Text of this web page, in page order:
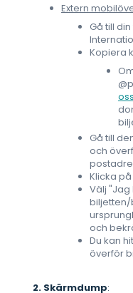
Extern
Gå till
Kopiera
oss
Gå till
och
Klicka
Välj
biljetten/
och
Du kan
överför
2. Skärmdump: